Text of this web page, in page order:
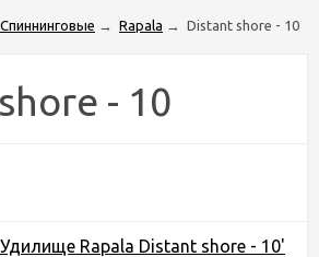
Спиннинговые → Rapala → Distant shore - 10
- 10
Удилище Rapala Distant shore - 10'